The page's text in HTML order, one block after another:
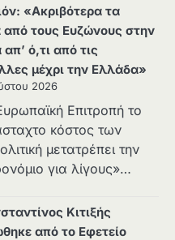
«Ακριβότερα τα
από τους Ευζώνους στην
ό,τι από τις
μέχρι την Ελλάδα»
2026
Επιτροπή το
κόστος των
μετατρέπει την
για λίγους»…
Κιτιξής
από το Εφετείο